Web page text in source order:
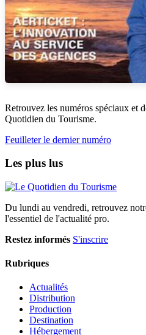
Retrouvez les numéros spéciaux et
Quotidien du Tourisme.
Feuilleter le dernier numéro
Les plus lus
Du lundi au vendredi, retrouvez
l'essentiel de l'actualité pro.
Restez informés S'inscrire
Rubriques
Actualités
Distribution
Production
Destination
Hébergement